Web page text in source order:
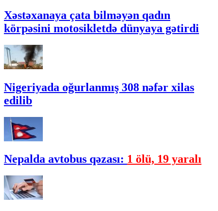
Xəstəxanaya çata bilməyən qadın
körpəsini motosikletdə dünyaya gətirdi
Nigeriyada oğurlanmış 308 nəfər xilas
edilib
Nepalda avtobus qəzası: 1 ölü, 19 yaralı